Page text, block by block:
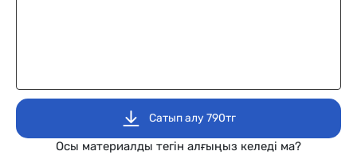
Сатып алу 790тг
Осы материалды тегін алғыңыз келеді ма?